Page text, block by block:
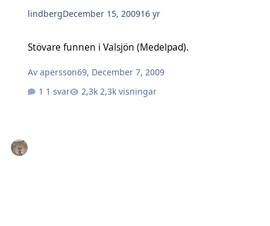
lindbergDecember 15, 200916 yr
Stövare funnen i Valsjön (Medelpad).
Avapersson69, December 7, 2009
1 svar
2,3k visningar